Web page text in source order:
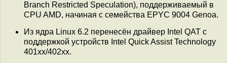
Branch Restricted Speculation), поддерживаемый в
CPU AMD, начиная с семейства EPYC 9004 Genoa.
Из ядра Linux 6.2 перенесён драйвер Intel QAT с
поддержкой устройств Intel Quick Assist Technology
401xx/402xx.